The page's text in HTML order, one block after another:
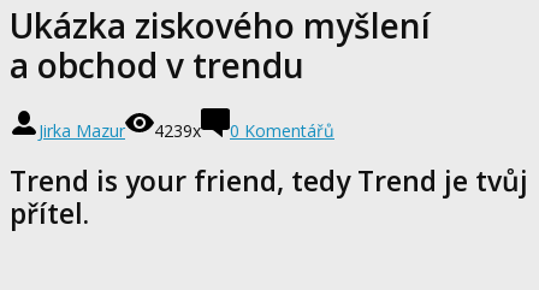
Ukázka ziskového myšlení
a obchod v trendu
Jirka Mazur 4239x 0 Komentářů
Trend is your friend, tedy Trend je tvůj
přítel.